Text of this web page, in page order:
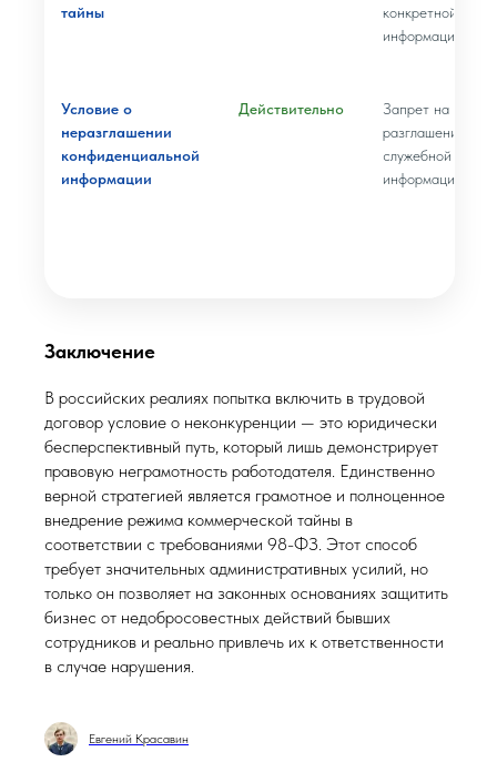
тайны
конкретной
информации
Условие о
неразглашении
конфиденциальной
информации
Действительно
Запрет на
разглашение
служебной
информации
Заключение
В российских реалиях попытка включить в трудовой
договор условие о неконкуренции — это юридически
бесперспективный путь, который лишь демонстрирует
правовую неграмотность работодателя. Единственно
верной стратегией является грамотное и полноценное
внедрение режима коммерческой тайны в
соответствии с требованиями 98-ФЗ. Этот способ
требует значительных административных усилий, но
только он позволяет на законных основаниях защитить
бизнес от недобросовестных действий бывших
сотрудников и реально привлечь их к ответственности
в случае нарушения.
Евгений Красавин